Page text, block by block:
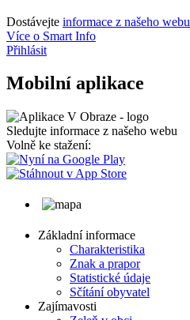
Dostávejte informace z našeho webu
Více o Smart Info
Přihlásit
Mobilní aplikace
Sledujte informace z našeho webu
Volně ke stažení:
Základní informace
Charakteristika
Znak a prapor
Statistické údaje
Sčítání obyvatel
Zajímavosti